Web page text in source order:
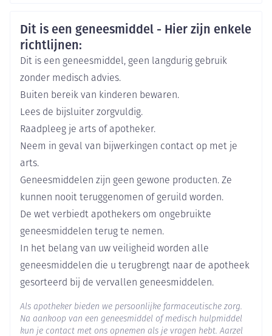
Merken
Breedte 60 mm
Lengte 102 mm
Diepte 48 mm
Actieve
Ingrediënten
eplerenon
Behoud Kamertemperatuur (15°C - 25°C)
Veiligheidsinformatie
Dit is een geneesmiddel - Hier zijn enkele
richtlijnen:
Dit is een geneesmiddel, geen langdurig gebruik
zonder medisch advies.
Buiten bereik van kinderen bewaren.
Lees de bijsluiter zorgvuldig.
Raadpleeg je arts of apotheker.
Neem in geval van bijwerkingen contact op met je
arts.
Geneesmiddelen zijn geen gewone producten. Ze
kunnen nooit teruggenomen of geruild worden.
De wet verbiedt apothekers om ongebruikte
geneesmiddelen terug te nemen.
In het belang van uw veiligheid worden alle
geneesmiddelen die u terugbrengt naar de apotheek
gesorteerd bij de vervallen geneesmiddelen.
Als apotheker bieden we persoonlijke farmaceutische zorg.
Na aankoop van een geneesmiddel of medisch hulpmiddel
kun je contact met ons opnemen als je vragen hebt. Aarzel